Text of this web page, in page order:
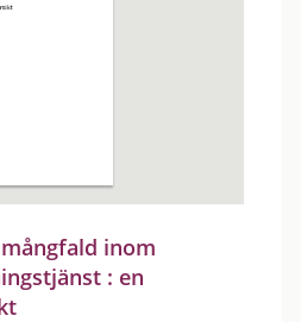
inom
: en